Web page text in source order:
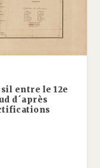
entre le 12e
d´après